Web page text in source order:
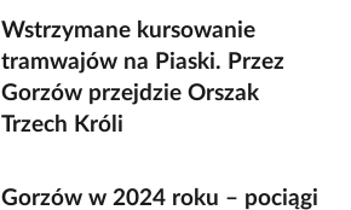
Wstrzymane kursowanie
tramwajów na Piaski. Przez
Gorzów przejdzie Orszak
Trzech Króli
Gorzów w 2024 roku – pociągi